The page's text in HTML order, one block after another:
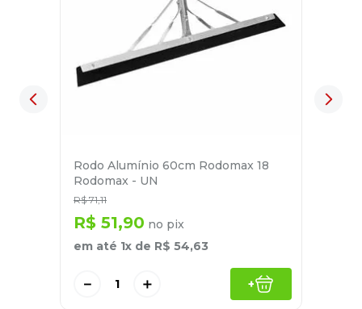
Rodo Alumínio 60cm Rodomax 18
Rodomax - UN
R$ 71,11
R$ 51,90 no pix
em até 1x de R$ 54,63
＋
－ +